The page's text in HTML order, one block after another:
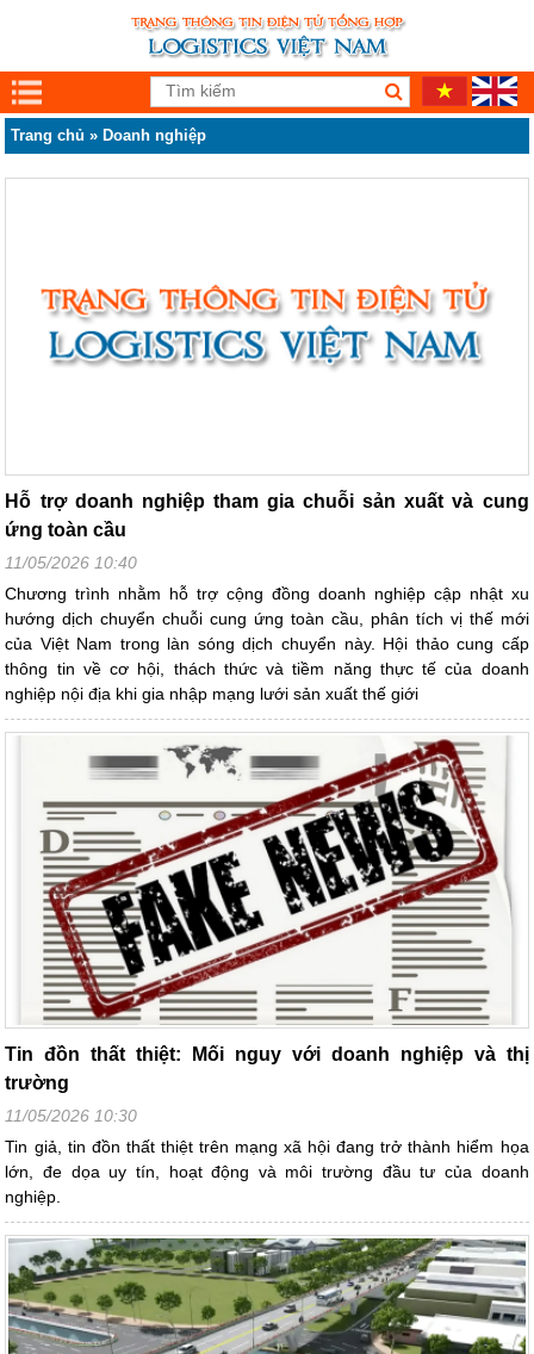
Trang chủ » Doanh nghiệp
Hỗ trợ doanh nghiệp tham gia chuỗi sản xuất và cung
ứng toàn cầu
11/05/2026 10:40
Chương trình nhằm hỗ trợ cộng đồng doanh nghiệp cập nhật xu
hướng dịch chuyển chuỗi cung ứng toàn cầu, phân tích vị thế mới
của Việt Nam trong làn sóng dịch chuyển này. Hội thảo cung cấp
thông tin về cơ hội, thách thức và tiềm năng thực tế của doanh
nghiệp nội địa khi gia nhập mạng lưới sản xuất thế giới
Tin đồn thất thiệt: Mối nguy với doanh nghiệp và thị
trường
11/05/2026 10:30
Tin giả, tin đồn thất thiệt trên mạng xã hội đang trở thành hiểm họa
lớn, đe dọa uy tín, hoạt động và môi trường đầu tư của doanh
nghiệp.